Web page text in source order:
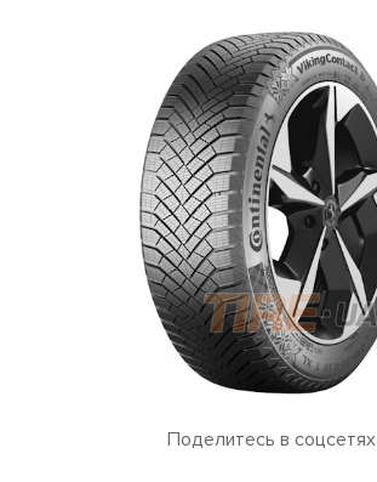
Поделитесь в соцсетях